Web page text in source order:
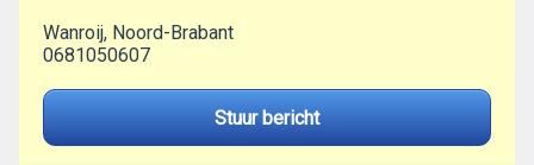
Wanroij, Noord-Brabant
0681050607
Stuur bericht